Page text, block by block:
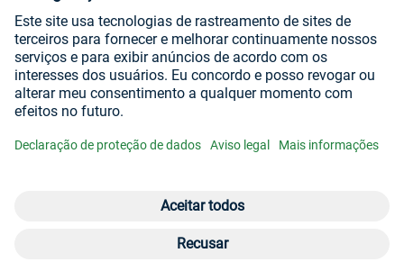
Aviso legal
Termos e condições gerais
Declaração de proteção de dados
Visite-nos em